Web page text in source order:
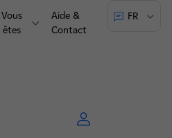
Vous
êtes
Aide &
Contact
FR